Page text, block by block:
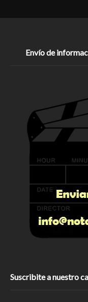
Envío de
Suscribite a nuestro